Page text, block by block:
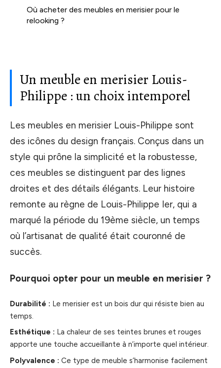
Où acheter des meubles en merisier pour le
relooking ?
Un meuble en merisier Louis-
Philippe : un choix intemporel
Les meubles en merisier Louis-Philippe sont
des icônes du design français. Conçus dans un
style qui prône la simplicité et la robustesse,
ces meubles se distinguent par des lignes
droites et des détails élégants. Leur histoire
remonte au règne de Louis-Philippe Ier, qui a
marqué la période du 19ème siècle, un temps
où l’artisanat de qualité était couronné de
succès.
Pourquoi opter pour un meuble en merisier ?
Durabilité : Le merisier est un bois dur qui résiste bien au
temps.
Esthétique : La chaleur de ses teintes brunes et rouges
apporte une touche accueillante à n’importe quel intérieur.
Polyvalence : Ce type de meuble s’harmonise facilement